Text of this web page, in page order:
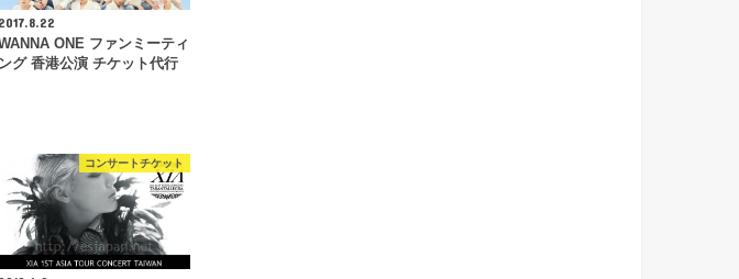
2017.8.22
ONE ファンミーティ
ング 香港公演 チケット代行
コンサートチケット